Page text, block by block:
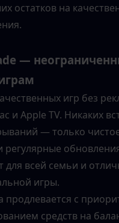
остатков на
—
игр без
и Apple TV. Никаких
— только
регулярные
для всей семьи и
игры.
продлевается с
средств на